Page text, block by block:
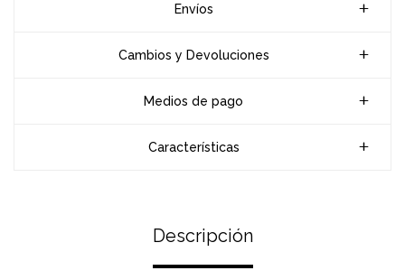
Envíos
Cambios y Devoluciones
Medios de pago
Características
Descripción